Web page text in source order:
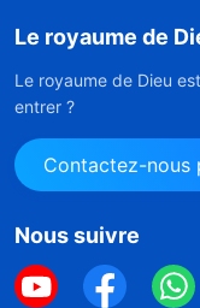
Le royaume de
Le royaume de Dieu
entrer ?
Contactez-nous
Nous suivre